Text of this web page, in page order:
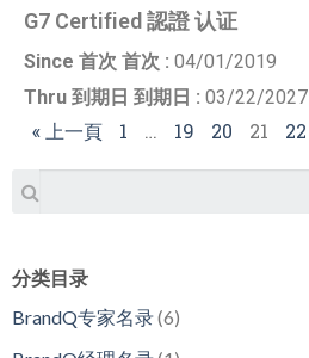
G7 Certified 認證 认证
Since 首次 首次 : 04/01/2019
Thru 到期日 到期日 : 03/22/2027
« 上一頁 1 … 19 20 21 22
分类目录
BrandQ专家名录(6)